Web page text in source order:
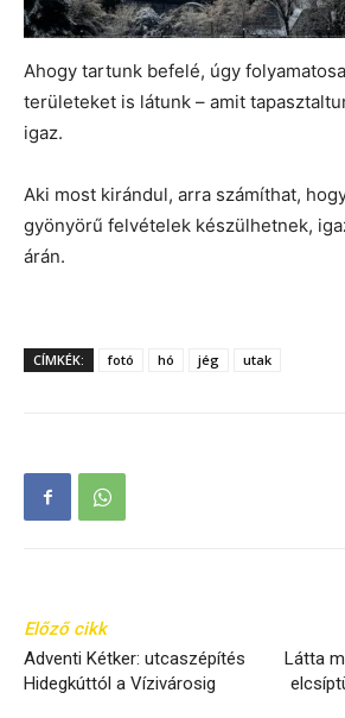
Ahogy tartunk befelé, úgy
területeket is látunk – amit
igaz.
Aki most kirándul, arra számíthat,
gyönyörű felvételek készülhetnek,
árán.
CÍMKÉK: fotó hó jég utak
Előző cikk
Adventi Kétker: utcaszépítés
Hidegkúttól a Vízivárosig
Látta